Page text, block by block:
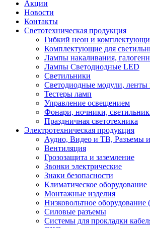
Акции
Новости
Контакты
Светотехническая продукция
Гибкий неон и
Комплектующие для
Лампы накаливания,
Лампы Светодиодные LED
Светильники
Светодиодные модули,
Тестеры ламп
Управление освещением
Фонари, ночники,
Праздничная светотехника
Электротехническая продукция
Аудио, Видео и ТВ, Разъемы
Вентиляция
Грозозащита и заземление
Звонки электрические
Знаки безопасности
Климатическое оборудование
Монтажные изделия
Низковольтное оборудование
Силовые разъемы
Системы для прокладки